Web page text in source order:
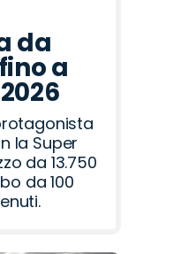
da
a
la Super
da 13.750
da 100